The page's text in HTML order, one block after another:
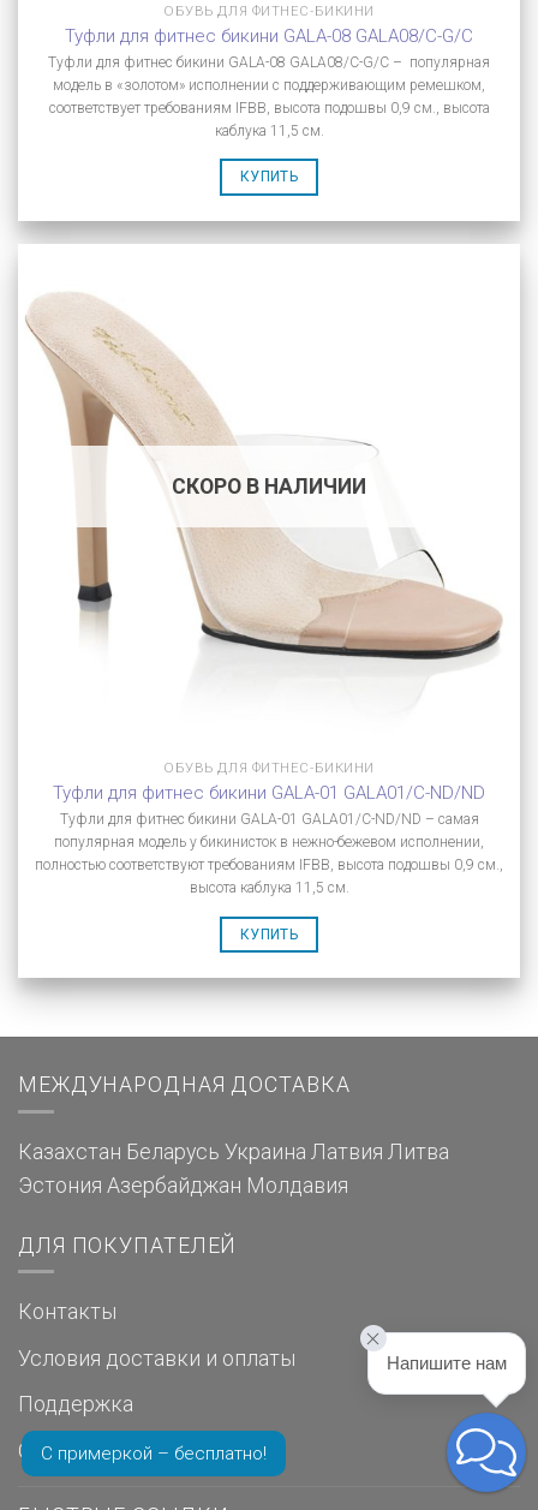
ОБУВЬ ДЛЯ ФИТНЕС-БИКИНИ
Туфли для фитнес бикини GALA-08 GALA08/C-G/C
Туфли для фитнес бикини GALA-08 GALA08/C-G/C – популярная
модель в «золотом» исполнении с поддерживающим ремешком,
соответствует требованиям IFBB, высота подошвы 0,9 см., высота
каблука 11,5 см.
КУПИТЬ
СКОРО В НАЛИЧИИ
ОБУВЬ ДЛЯ ФИТНЕС-БИКИНИ
Туфли для фитнес бикини GALA-01 GALA01/C-ND/ND
Туфли для фитнес бикини GALA-01 GALA01/C-ND/ND – самая
популярная модель у бикинисток в нежно-бежевом исполнении,
полностью соответствуют требованиям IFBB, высота подошвы 0,9 см.,
высота каблука 11,5 см.
КУПИТЬ
МЕЖДУНАРОДНАЯ ДОСТАВКА
Казахстан Беларусь Украина Латвия Литва
Эстония Азербайджан Молдавия
ДЛЯ ПОКУПАТЕЛЕЙ
Контакты
Условия доставки и оплаты
Поддержка
Отзывы о нас
С примеркой – бесплатно!
Напишите нам